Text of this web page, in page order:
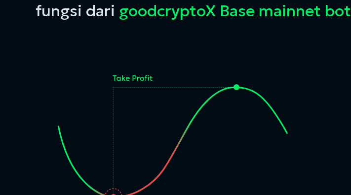
fungsi dari goodcryptoX Base mainnet bot